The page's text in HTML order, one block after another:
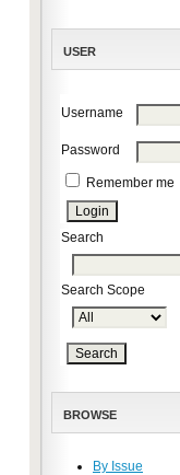
USER
Username
Password
Remember me
Search
Search Scope
BROWSE
By Issue